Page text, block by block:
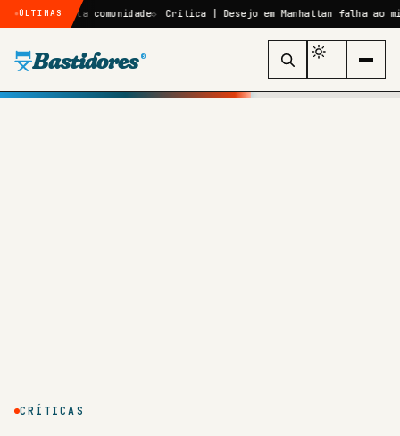
ÚLTIMAS
comunidade Crítica | Desejo em Manhattan falha ao misturar
Bastidores ®
CRÍTICAS